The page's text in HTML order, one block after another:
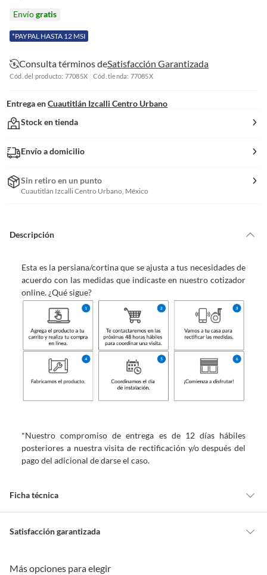
Envíogratis
*PAYPAL HASTA 12 MSI
Consulta términos deSatisfacción Garantizada
Cód. del producto: 77085X Cód. tienda: 77085X
Entrega en Cuautitlán Izcalli Centro Urbano
Stock en tienda
Envío a domicilio
Sin retiro en un punto
Cuautitlán Izcalli Centro Urbano, México
Descripción
Esta es la persiana/cortina que se ajusta a tus necesidades de
acuerdo con las medidas que indicaste en nuestro cotizador
online. ¿Qué sigue?
*Nuestro compromiso de entrega es de 12 días hábiles
posteriores a nuestra visita de rectificación y/o después del
pago del adicional de darse el caso.
Ficha técnica
Marca
Nivel de opacidad
Satisfacción garantizada
Más opciones para elegir